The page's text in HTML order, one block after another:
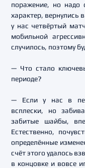
поражение, но надо
характер, вернулись
у нас четвёртый
мобильной
случилось, поэтому
— Что стало
периоде?
— Если у нас в
всплески, но
забитые шайбы,
Естественно,
определённые
счёт этого удалось
в концовке и вовсе